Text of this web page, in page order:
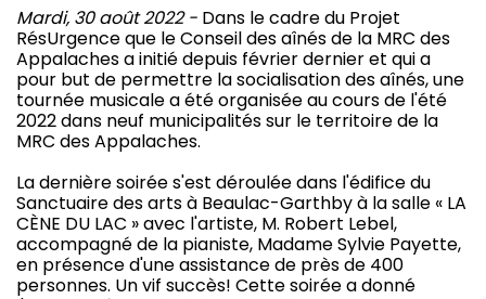
Mardi, 30 août 2022 - Dans le cadre du Projet
RésUrgence que le Conseil des aînés de la MRC des
Appalaches a initié depuis février dernier et qui a
pour but de permettre la socialisation des aînés, une
tournée musicale a été organisée au cours de l'été
2022 dans neuf municipalités sur le territoire de la
MRC des Appalaches.
La dernière soirée s'est déroulée dans l'édifice du
Sanctuaire des arts à Beaulac-Garthby à la salle « LA
CÈNE DU LAC » avec l'artiste, M. Robert Lebel,
accompagné de la pianiste, Madame Sylvie Payette,
en présence d'une assistance de près de 400
personnes. Un vif succès! Cette soirée a donné